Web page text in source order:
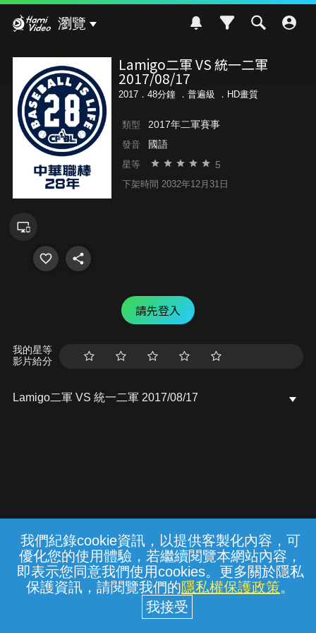
我們紀錄cookie資訊，以提供客製化內容，可
優化您的使用體驗，若繼續閱覽本網站內容，
即表示您同意我們使用cookies。更多關於隱私
保護資訊，請閱覽我們的隱私權保護政策。
瀏覽
Lamigo二軍 VS 統一二軍
2017/08/17
2017．48分鐘 ． 普遍級 ．HD畫質
類型 2017年二軍賽事
發音 國語
星等 5
下架時間 2032年12月31日
請先登入
我的星等
影片給分
Lamigo二軍 VS 統一二軍 2017/08/17
常見問題 線上客服 服務條款 隱私權保護
中華電信股份有限公司個人家庭分公司
(統一編號：96979949) © 2026
{{notifyMsg}}